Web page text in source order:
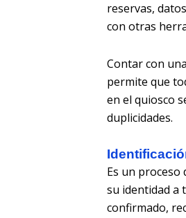
reservas,
con otras
Contar con
permite que
en el quiosco
duplicidades.
Es un proceso
su identidad a
confirmado,